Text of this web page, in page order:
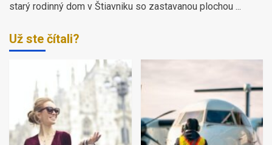
starý rodinný dom v Štiavniku so zastavanou plochou ...
Už ste čítali?